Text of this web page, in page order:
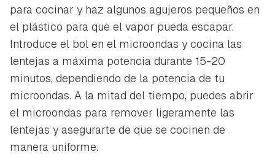
para cocinar y haz algunos agujeros pequeños en
el plástico para que el vapor pueda escapar.
Introduce el bol en el microondas y cocina las
lentejas a máxima potencia durante 15-20
minutos, dependiendo de la potencia de tu
microondas. A la mitad del tiempo, puedes abrir
el microondas para remover ligeramente las
lentejas y asegurarte de que se cocinen de
manera uniforme.